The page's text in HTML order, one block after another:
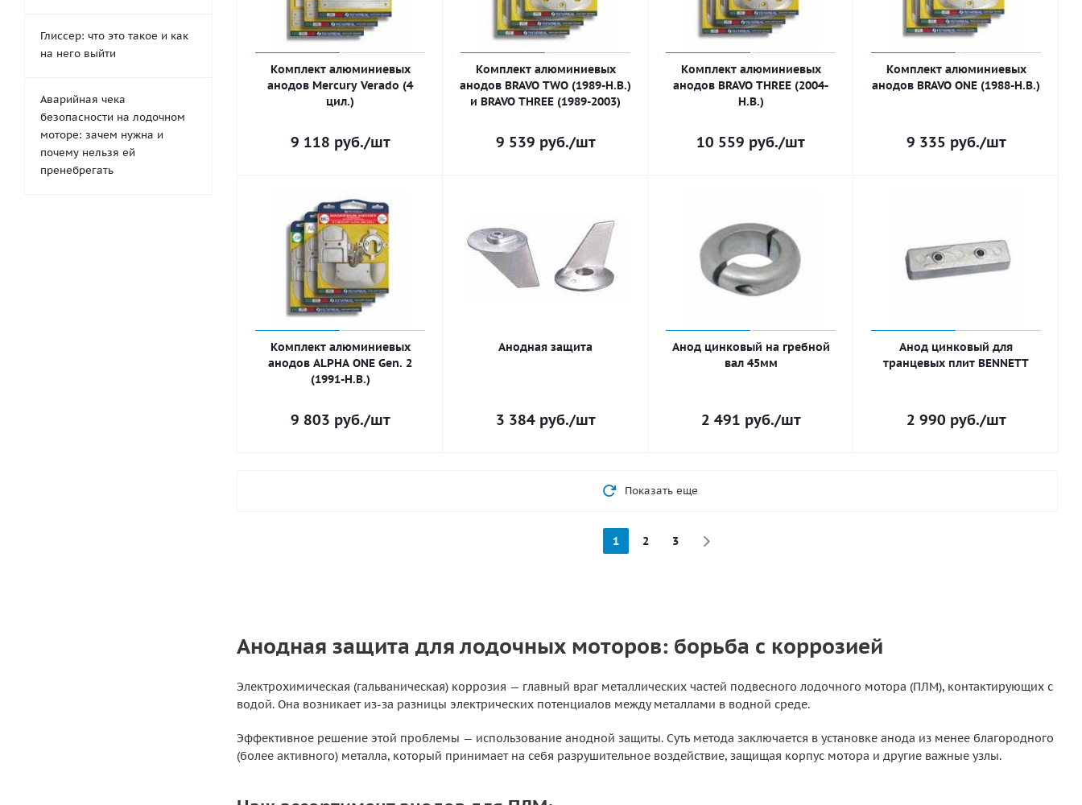
Комплект алюминиевых
анодов Mercury Verado (4
цил.)
9 118 руб./шт
Комплект алюминиевых
анодов BRAVO TWO (1989-Н.В.)
и BRAVO THREE (1989-2003)
9 539 руб./шт
Комплект алюминиевых
анодов BRAVO THREE (2004-
Н.В.)
10 559 руб./шт
Комплект алюминиевых
анодов BRAVO ONE (1988-Н.В.)
9 335 руб./шт
Комплект алюминиевых
анодов ALPHA ONE Gen. 2
(1991-Н.В.)
9 803 руб./шт
Анодная защита
3 384руб./шт
Анод цинковый на гребной
вал 45мм
2 491 руб./шт
Анод цинковый для
транцевых плит BENNETT
2 990 руб./шт
Показать еще
1 2 3
Анодная защита для лодочных моторов: борьба с коррозией
Электрохимическая (гальваническая) коррозия — главный враг металлических частей подвесного лодочного мотора (ПЛМ), контактирующих с
водой. Она возникает из-за разницы электрических потенциалов между металлами в водной среде.
Эффективное решение этой проблемы — использование анодной защиты. Суть метода заключается в установке анода из менее благородного
(более активного) металла, который принимает на себя разрушительное воздействие, защищая корпус мотора и другие важные узлы.
Глиссер: что это такое и как
на него выйти
Аварийная чека
безопасности на лодочном
моторе: зачем нужна и
почему нельзя ей
пренебрегать